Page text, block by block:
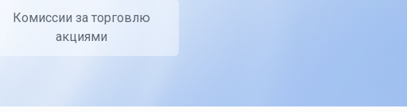
Комиссии за торговлю
акциями